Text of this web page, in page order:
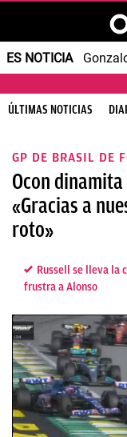
ES NOTICIA
ÚLTIMAS NOTICIAS
GP DE BRASIL DE
Ocon
«Gracias a
roto»
Russell se lleva la
frustra a Alonso